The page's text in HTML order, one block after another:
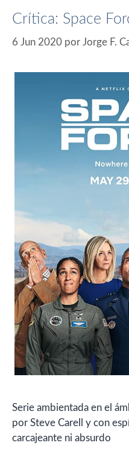
Crítica: Space
6 Jun 2020 por Jorge F.
Serie ambientada en el
por Steve Carell y con
carcajeante ni absurdo